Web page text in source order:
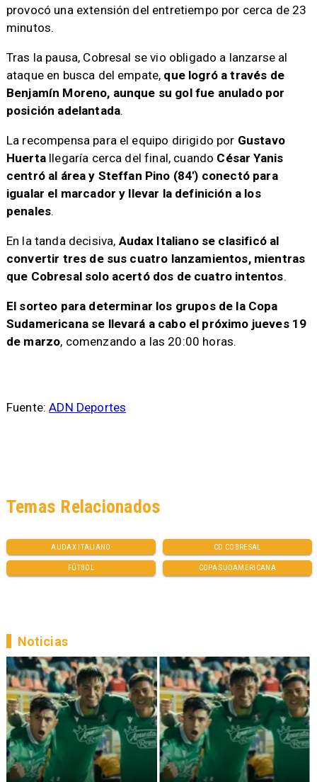
provocó una extensión del entretiempo por cerca de 23
minutos.
Tras la pausa, Cobresal se vio obligado a lanzarse al
ataque en busca del empate, que logró a través de
Benjamín Moreno, aunque su gol fue anulado por
posición adelantada.
La recompensa para el equipo dirigido por Gustavo
Huertallegaría cerca del final, cuando César Yanis
centró al área y Steffan Pino (84′) conectó para
igualar el marcador y llevar la definición a los
penales.
En la tanda decisiva, Audax Italiano se clasificó al
convertir tres de sus cuatro lanzamientos, mientras
que Cobresal solo acertó dos de cuatro intentos.
El sorteo para determinar los grupos de la Copa
Sudamericana se llevará a cabo el próximo jueves 19
de marzo, comenzando a las 20:00 horas.
Fuente:ADN Deportes
AUDAX ITALIANO CD COBRESAL
FÚTBOL COPA SUDAMERICANA
Temas Relacionados
Noticias